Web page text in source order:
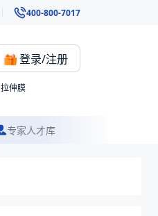
400-800-7017
登录/注册
拉伸膜
专家人才库